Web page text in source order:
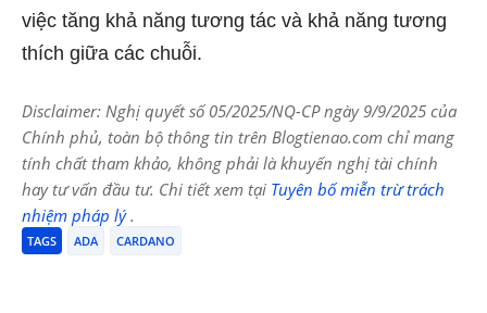
việc tăng khả năng tương tác và khả năng tương
thích giữa các chuỗi.
Disclaimer: Nghị quyết số 05/2025/NQ-CP ngày 9/9/2025 của
Chính phủ, toàn bộ thông tin trên Blogtienao.com chỉ mang
tính chất tham khảo, không phải là khuyến nghị tài chính
hay tư vấn đầu tư. Chi tiết xem tại Tuyên bố miễn trừ trách
nhiệm pháp lý.
TAGS ADA CARDANO